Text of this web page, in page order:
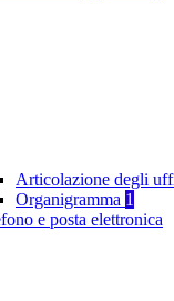
Articolazione degli
Organigramma 1
e posta elettronica